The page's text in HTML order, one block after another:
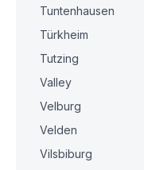
Tuntenhausen
Türkheim
Tutzing
Valley
Velburg
Velden
Vilsbiburg